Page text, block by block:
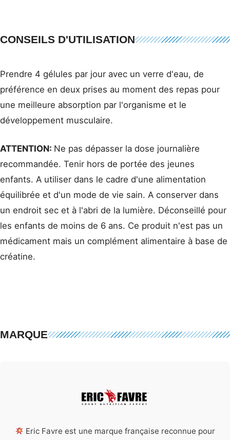
CONSEILS D'UTILISATION
Prendre 4 gélules par jour avec un verre d'eau, de
préférence en deux prises au moment des repas pour
une meilleure absorption par l'organisme et le
développement musculaire.
ATTENTION: Ne pas dépasser la dose journalière
recommandée. Tenir hors de portée des jeunes
enfants. A utiliser dans le cadre d'une alimentation
équilibrée et d'un mode de vie sain. A conserver dans
un endroit sec et à l'abri de la lumière. Déconseillé pour
les enfants de moins de 6 ans. Ce produit n'est pas un
médicament mais un complément alimentaire à base de
créatine.
MARQUE
Eric Favre est une marque française reconnue pour